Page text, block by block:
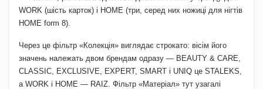
WORK (шість карток) і HOME (три, серед них ножиці для нігтів
HOME form 8).
Через це фільтр «Колекція» виглядає строкато: вісім його
значень належать двом брендам одразу — BEAUTY & CARE,
CLASSIC, EXCLUSIVE, EXPERT, SMART і UNIQ це STALEKS,
а WORK і HOME — RAIZ. Фільтр «Матеріал» тут узагалі